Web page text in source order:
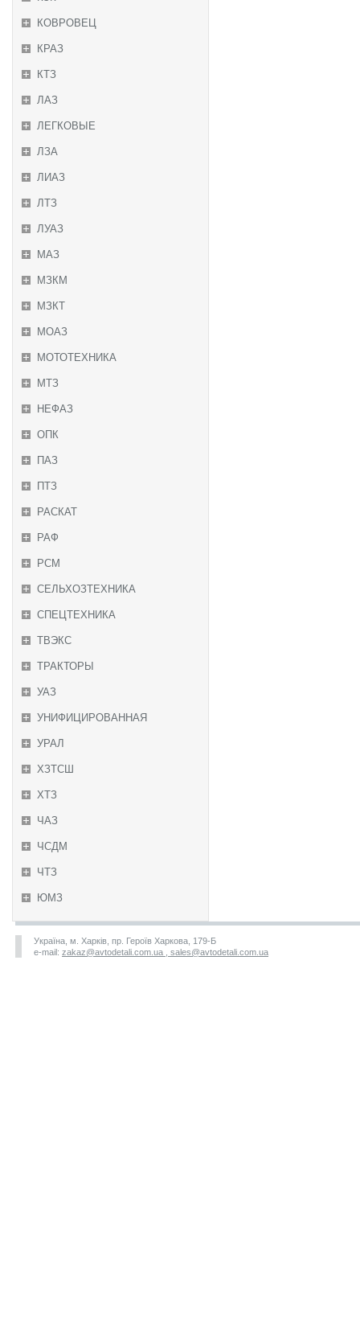
КОВРОВЕЦ
КРАЗ
КТЗ
ЛАЗ
ЛЕГКОВЫЕ
ЛЗА
ЛИАЗ
ЛТЗ
ЛУАЗ
МАЗ
МЗКМ
МЗКТ
МОАЗ
МОТОТЕХНИКА
МТЗ
НЕФАЗ
ОПК
ПАЗ
ПТЗ
РАСКАТ
РАФ
РСМ
СЕЛЬХОЗТЕХНИКА
СПЕЦТЕХНИКА
ТВЭКС
ТРАКТОРЫ
УАЗ
УНИФИЦИРОВАННАЯ
УРАЛ
ХЗТСШ
ХТЗ
ЧАЗ
ЧСДМ
ЧТЗ
ЮМЗ
Україна, м. Харків, пр. Героїв Харкова, 179-Б
e-mail: zakaz@avtodetali.com.ua , sales@avtodetali.com.ua